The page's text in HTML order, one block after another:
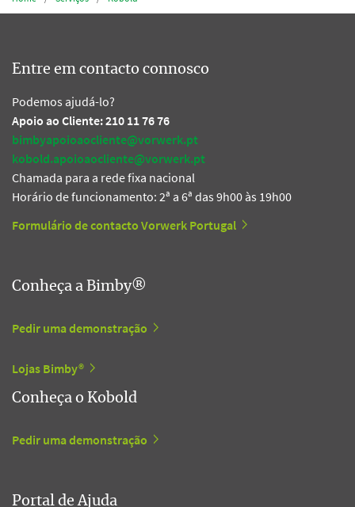
Entre em contacto connosco
Podemos ajudá-lo?
Apoio ao Cliente: 210 11 76 76
bimbyapoioaocliente@vorwerk.pt
kobold.apoioaocliente@vorwerk.pt
Chamada para a rede fixa nacional
Horário de funcionamento: 2ª a 6ª das 9h00 às 19h00
Formulário de contacto Vorwerk Portugal
Conheça a Bimby®
Pedir uma demonstração
Lojas Bimby®
Conheça o Kobold
Pedir uma demonstração
Portal de Ajuda